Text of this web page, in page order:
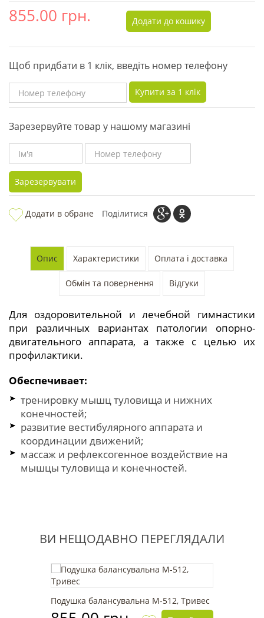
855.00 грн. Додати до кошику
Щоб придбати в 1 клік, введіть номер телефону
Купити за 1 клiк
Зарезервуйте товар у нашому магазині
Зарезервувати
Додати в обране Поділитися
Опис Характеристики Оплата і доставка
Обмін та повернення Відгуки
Для оздоровительной и лечебной гимнастики
при различных вариантах патологии опорно-
двигательного аппарата, а также с целью их
профилактики.
Обеспечивает:
тренировку мышц туловища и нижних
конечностей;
развитие вестибулярного аппарата и
координации движений;
массаж и рефлексогенное воздействие на
мышцы туловища и конечностей.
ВИ НЕЩОДАВНО ПЕРЕГЛЯДАЛИ
Подушка балансувальна М-512, Тривес